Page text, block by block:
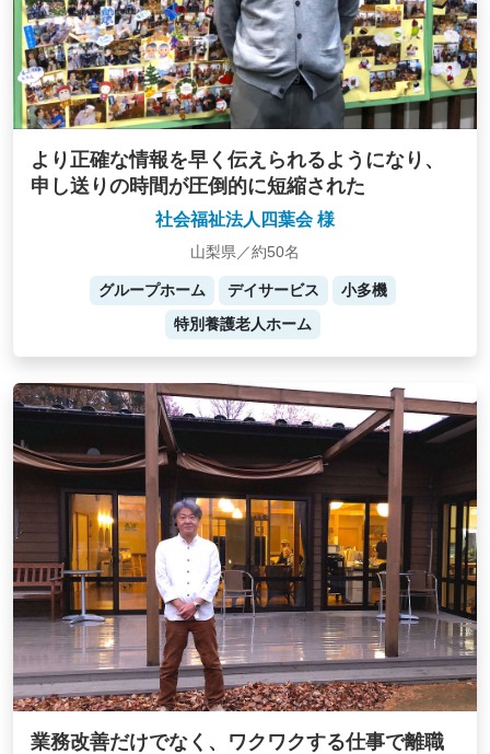
より正確な情報を早く伝えられるようになり、
申し送りの時間が圧倒的に短縮された
社会福祉法人四葉会 様
山梨県／約50名
グループホーム デイサービス
小多機
特別養護老人ホーム
業務改善だけでなく、ワクワクする仕事で離職